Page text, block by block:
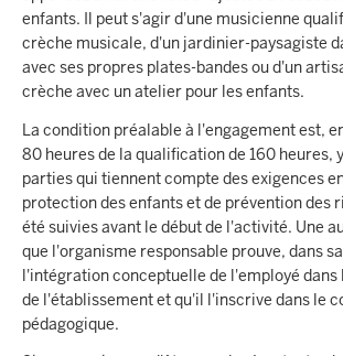
enfants. Il peut s'agir d'une musicienne
crèche musicale, d'un jardinier-paysagiste
avec ses propres plates-bandes ou d'un
crèche avec un atelier pour les enfants.
La condition préalable à l'engagement est,
80 heures de la qualification de 160 heures,
parties qui tiennent compte des exigences
protection des enfants et de prévention des
été suivies avant le début de l'activité. Une
que l'organisme responsable prouve, dans
l'intégration conceptuelle de l'employé dans
de l'établissement et qu'il l'inscrive dans le
pédagogique.